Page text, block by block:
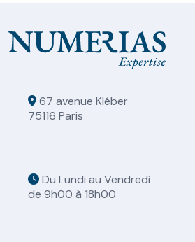
67 avenue Kléber
75116 Paris
Du Lundi au Vendredi
de 9h00 à 18h00